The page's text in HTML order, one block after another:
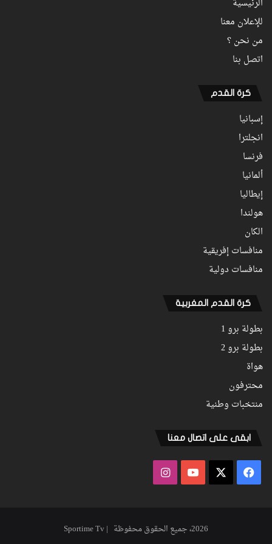
الرئيسية
للإعلان معنا
من نحن ؟
اتصل بنا
كرة القدم
إسبانيا
انجلترا
فرنسا
ألمانيا
إيطاليا
هولندا
الكان
منافسات إفريقية
منافسات دولية
كرة القدم المغربية
بطولة برو 1
بطولة برو 2
هواة
محترفون
منتخبات وطنية
ابقى على اتصال معنا
فيسبوك ‫YouTubeانستقرام
2026، جميع الحقوق محفوظة | Sportime Tv